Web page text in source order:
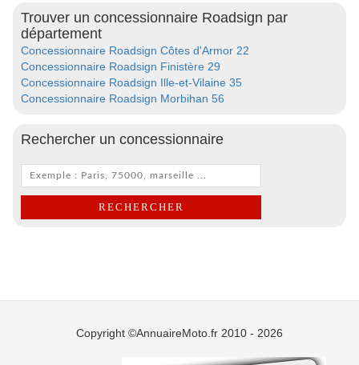
Trouver un concessionnaire Roadsign par
département
Concessionnaire Roadsign Côtes d'Armor 22
Concessionnaire Roadsign Finistère 29
Concessionnaire Roadsign Ille-et-Vilaine 35
Concessionnaire Roadsign Morbihan 56
Rechercher un concessionnaire
Copyright ©AnnuaireMoto.fr 2010 - 2026